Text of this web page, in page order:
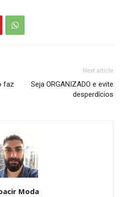
faz
Next article
Seja ORGANIZADO e evite
desperdícios
Moda